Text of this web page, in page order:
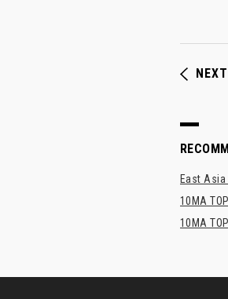
NEXT
East
10MA
10MA